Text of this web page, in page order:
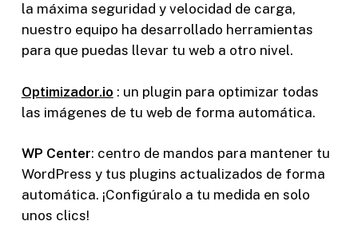
la máxima seguridad y velocidad de carga,
nuestro equipo ha desarrollado herramientas
para que puedas llevar tu web a otro nivel.
Optimizador.io : un plugin para optimizar todas
las imágenes de tu web de forma automática.
WP Center: centro de mandos para mantener tu
WordPress y tus plugins actualizados de forma
automática. ¡Configúralo a tu medida en solo
unos clics!